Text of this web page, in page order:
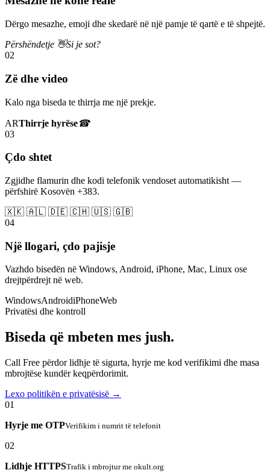
Dërgo mesazhe, emoji dhe skedarë në një pamje të qartë e të shpejtë.
Përshëndetje 👋Si je sot?
02
Zë dhe video
Kalo nga biseda te thirrja me një prekje.
ARThirrje hyrëse☎
03
Çdo shtet
Zgjidhe flamurin dhe kodi telefonik vendoset automatikisht —
përfshirë Kosovën +383.
🇽🇰 🇦🇱 🇩🇪 🇨🇭 🇺🇸 🇬🇧
04
Një llogari, çdo pajisje
Vazhdo bisedën në Windows, Android, iPhone, Mac, Linux ose
drejtpërdrejt në web.
WindowsAndroidiPhoneWeb
Privatësi dhe kontroll
Biseda që mbeten mes jush.
Call Free përdor lidhje të sigurta, hyrje me kod verifikimi dhe masa
mbrojtëse kundër keqpërdorimit.
Lexo politikën e privatësisë →
01
Hyrje me OTPVerifikim i numrit të telefonit
02
Lidhje HTTPSTrafik i mbrojtur me okult.org